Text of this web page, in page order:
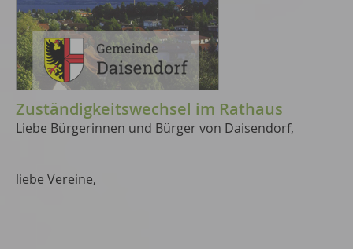
Zuständigkeitswechsel im Rathaus
Liebe Bürgerinnen und Bürger von Daisendorf,
liebe Vereine,